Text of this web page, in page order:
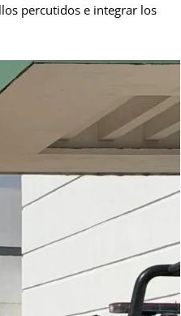
percutidos e integrar los